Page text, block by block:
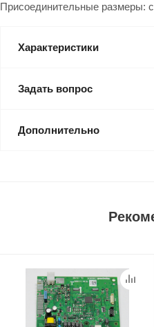
Присоединительные размеры:
Характеристики
Задать вопрос
Дополнительно